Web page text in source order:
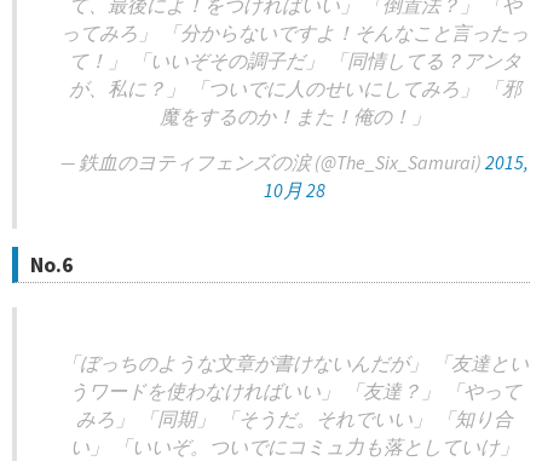
て、最後によ！をつければいい」 「倒置法？」 「や
ってみろ」 「分からないですよ！そんなこと言ったっ
て！」 「いいぞその調子だ」 「同情してる？アンタ
が、私に？」 「ついでに人のせいにしてみろ」 「邪
魔をするのか！また！俺の！」
— 鉄血のヨティフェンズの涙 (@The_Six_Samurai) 2015,
10月 28
No.6
「ぼっちのような文章が書けないんだが」 「友達とい
うワードを使わなければいい」 「友達？」 「やって
みろ」 「同期」 「そうだ。それでいい」 「知り合
い」 「いいぞ。ついでにコミュ力も落としていけ」